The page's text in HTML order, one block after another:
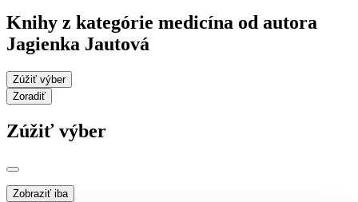
Knihy z kategórie medicína od autora
Jagienka Jautová
Zúžiť výber
Zoradiť
Zúžiť výber
Zobraziť iba